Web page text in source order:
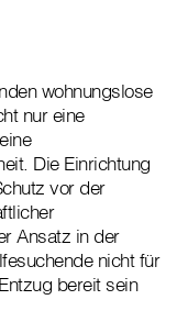
wohnungslose
nur eine
Die Einrichtung
vor der
Ansatz in der
nicht für
bereit sein